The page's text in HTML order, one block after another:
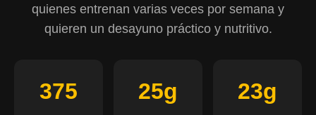
quienes entrenan varias veces por semana y
quieren un desayuno práctico y nutritivo.
375 25g 23g